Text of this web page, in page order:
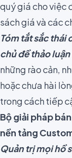
quý giá cho việc
sách giá và các
Tóm tắt sắc thái
chủ đề thảo
những rào cản,
hoặc chưa hài
trong cách tiếp
Bộ giải pháp
nền tảng
Quản trị mọi hồ